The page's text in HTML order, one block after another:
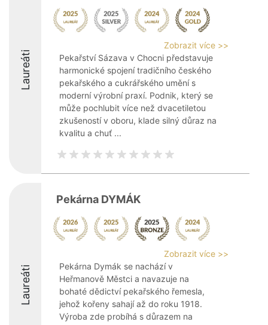
Laureáti
Zobrazit více >>
Pekařství Sázava v Chocni představuje
harmonické spojení tradičního českého
pekařského a cukrářského umění s
moderní výrobní praxí. Podnik, který se
může pochlubit více než dvacetiletou
zkušeností v oboru, klade silný důraz na
kvalitu a chuť ...
Laureáti
Pekárna DYMÁK
Zobrazit více >>
Pekárna Dymák se nachází v
Heřmanově Městci a navazuje na
bohaté dědictví pekařského řemesla,
jehož kořeny sahají až do roku 1918.
Výroba zde probíhá s důrazem na